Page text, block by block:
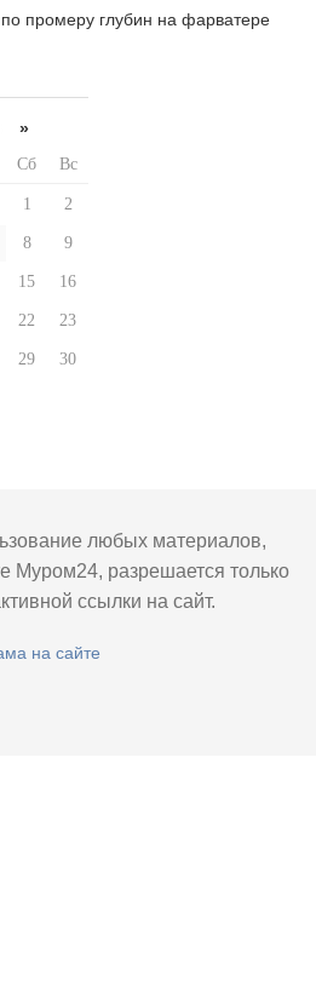
промеру глубин на фарватере
»
Сб Вс
1 2
8 9
15 16
22 23
29 30
любых материалов,
Муром24, разрешается только
ссылки на сайт.
на сайте